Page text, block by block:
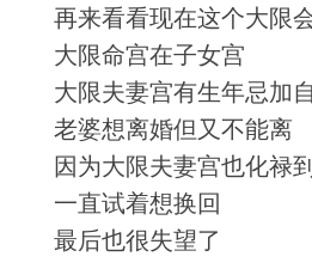
再来看看现在这个大限
大限命宫在子女宫
大限夫妻宫有生年忌加
老婆想离婚但又不能离
因为大限夫妻宫也化禄
一直试着想换回
最后也很失望了